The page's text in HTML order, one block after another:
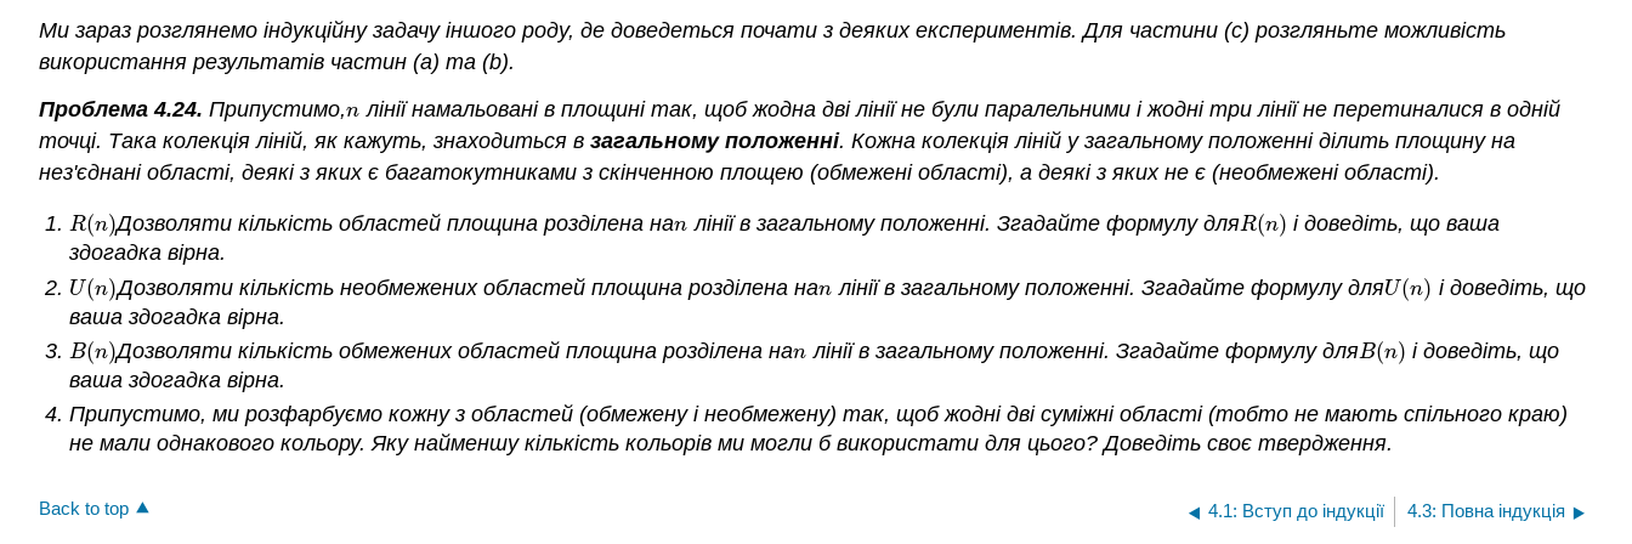
Ми зараз розглянемо індукційну задачу іншого роду, де доведеться почати з деяких експериментів. Для частини (c) розгляньте можливість
використання результатів частин (a) та (b).
Проблема 4.24. Припустимо,n
n лінії намальовані в площині так, щоб жодна дві лінії не були паралельними і жодні три лінії не перетиналися в одній
точці. Така колекція ліній, як кажуть, знаходиться в загальному положенні. Кожна колекція ліній у загальному положенні ділить площину на
нез'єднані області, деякі з яких є багатокутниками з скінченною площею (обмежені області), а деякі з яких не є (необмежені області).
R(n)
R(n) Дозволяти кількість областей площина розділена наn
n лінії в загальному положенні. Згадайте формулу дляR(n)
R(n) і доведіть, що ваша
здогадка вірна.
U(n)
U(n) Дозволяти кількість необмежених областей площина розділена наn
n лінії в загальному положенні. Згадайте формулу дляU(n)
U(n) і доведіть, що
ваша здогадка вірна.
B(n)
B(n) Дозволяти кількість обмежених областей площина розділена наn
n лінії в загальному положенні. Згадайте формулу дляB(n)
B(n) і доведіть, що
ваша здогадка вірна.
Припустимо, ми розфарбуємо кожну з областей (обмежену і необмежену) так, щоб жодні дві суміжні області (тобто не мають спільного краю)
не мали однакового кольору. Яку найменшу кількість кольорів ми могли б використати для цього? Доведіть своє твердження.
Back to top 4.1: Вступ до індукції 4.3: Повна індукція